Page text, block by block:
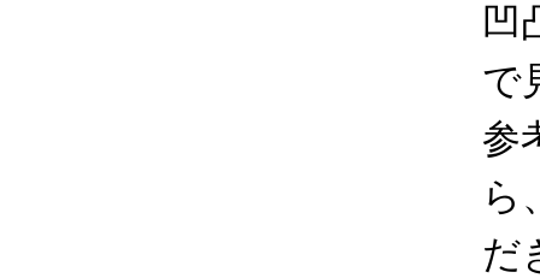
凹
で
参
ら
だ